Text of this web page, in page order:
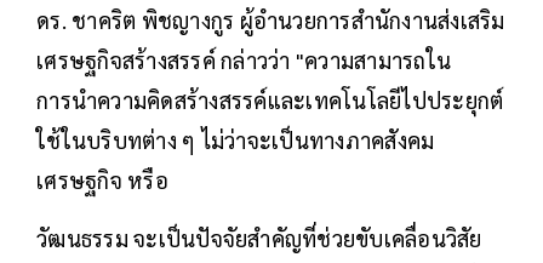
ดร. ชาคริต พิชญางกูร ผู้อำนวยการสำนักงานส่งเสริม
เศรษฐกิจสร้างสรรค์ กล่าวว่า "ความสามารถใน
การนำความคิดสร้างสรรค์และเทคโนโลยีไปประยุกต์
ใช้ในบริบทต่าง ๆ ไม่ว่าจะเป็นทางภาคสังคม
เศรษฐกิจ หรือ
วัฒนธรรม จะเป็นปัจจัยสำคัญที่ช่วยขับเคลื่อนวิสัย